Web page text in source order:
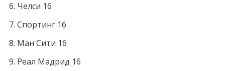
Челси 16
Спортинг 16
Ман Сити 16
Реал Мадрид 16